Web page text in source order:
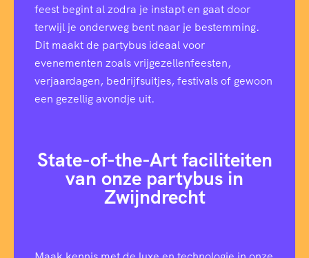
feest begint al zodra je instapt en gaat door
terwijl je onderweg bent naar je bestemming.
Dit maakt de partybus ideaal voor
evenementen zoals vrijgezellenfeesten,
verjaardagen, bedrijfsuitjes, festivals of gewoon
een gezellig avondje uit.
State-of-the-Art faciliteiten
van onze partybus in
Zwijndrecht